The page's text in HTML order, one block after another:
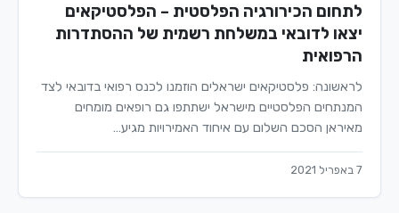
לתחום הכירורגיה הפלסטית – הפלסטיקאים
יצאו לדובאי במשלחת רשמית של ההסתדרות
הרפואית
לראשונה: פלסטיקאים ישראלים הוזמנו לכנס רפואי בדובאי לצד
המנתחים הפלסטיים מישראל ישתתפו גם רופאים מומחים
מאיראן הסכם השלום עם איחוד האמירויות מגיע…
7 באפריל 2021